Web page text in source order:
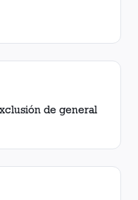
de general